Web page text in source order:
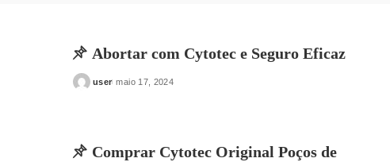
Abortar com Cytotec e Seguro Eficaz
Posted
user maio 17, 2024
Comprar Cytotec Original Poços de